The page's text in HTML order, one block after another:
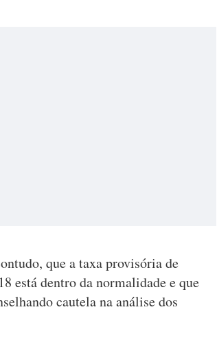
que a taxa provisória de
está dentro da normalidade e que
cautela na análise dos